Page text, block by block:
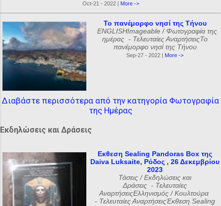
Oct-21 - 2022 | More ->
Το πανέμορφο νησί της Τήνου
ENGLISHImageable / Φωτογραφία της
ημέρας - Τελευταίες ΑναρτήσειςΤο
πανέμορφο νησί της Τήνου
Sep-27 - 2022 | More ->
Διαβάστε περισσότερα από την κατηγορία Φωτογραφία
της Ημέρας
Εκδηλώσεις και Δράσεις
Εκθεση Sealing Pandoras Box της
Daiva Luksaite, Ρόδος , 26 Δεκεμβρίου
2023
Τάσεις / Εκδηλώσεις και
Δράσεις - Τελευταίες
ΑναρτήσειςΕλληνισμός / Κουλτούρα
- Τελευταίες ΑναρτήσειςΈκθεση Sealing